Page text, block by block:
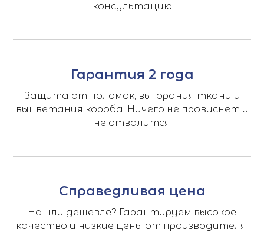
консультацию
Гарантия 2 года
Защита от поломок, выгорания ткани и
выцветания короба. Ничего не провиснет и
не отвалится
Справедливая цена
Нашли дешевле? Гарантируем высокое
качество и низкие цены от производителя.